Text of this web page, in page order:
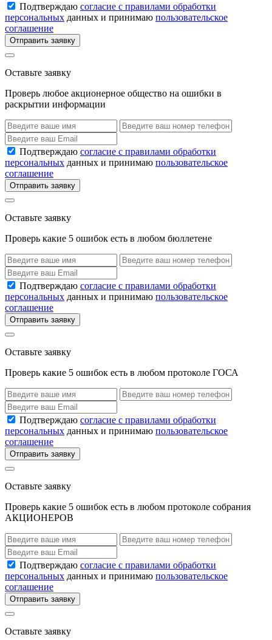
Подтверждаю согласие с правилами обработки
персональных данных и принимаю пользовательское
соглашение
Отправить заявку
Оставьте заявку
Проверь любое акционерное общество на ошибки в
раскрытии информации
Подтверждаю согласие с правилами обработки
персональных данных и принимаю пользовательское
соглашение
Отправить заявку
Оставьте заявку
Проверь какие 5 ошибок есть в любом бюллетене
Подтверждаю согласие с правилами обработки
персональных данных и принимаю пользовательское
соглашение
Отправить заявку
Оставьте заявку
Проверь какие 5 ошибок есть в любом протоколе ГОСА
Подтверждаю согласие с правилами обработки
персональных данных и принимаю пользовательское
соглашение
Отправить заявку
Оставьте заявку
Проверь какие 5 ошибок есть в любом протоколе собрания
АКЦИОНЕРОВ
Подтверждаю согласие с правилами обработки
персональных данных и принимаю пользовательское
соглашение
Отправить заявку
Оставьте заявку